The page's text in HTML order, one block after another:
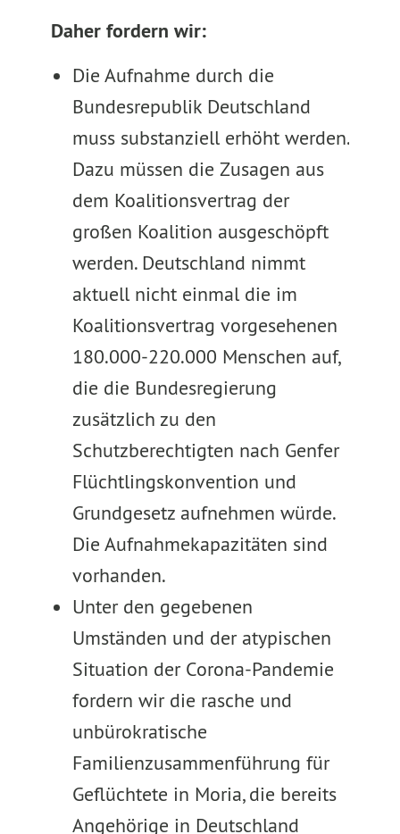
Daher fordern wir:
Die Aufnahme durch die
Bundesrepublik Deutschland
muss substanziell erhöht werden.
Dazu müssen die Zusagen aus
dem Koalitionsvertrag der
großen Koalition ausgeschöpft
werden. Deutschland nimmt
aktuell nicht einmal die im
Koalitionsvertrag vorgesehenen
180.000-220.000 Menschen auf,
die die Bundesregierung
zusätzlich zu den
Schutzberechtigten nach Genfer
Flüchtlingskonvention und
Grundgesetz aufnehmen würde.
Die Aufnahmekapazitäten sind
vorhanden.
Unter den gegebenen
Umständen und der atypischen
Situation der Corona-Pandemie
fordern wir die rasche und
unbürokratische
Familienzusammenführung für
Geflüchtete in Moria, die bereits
Angehörige in Deutschland